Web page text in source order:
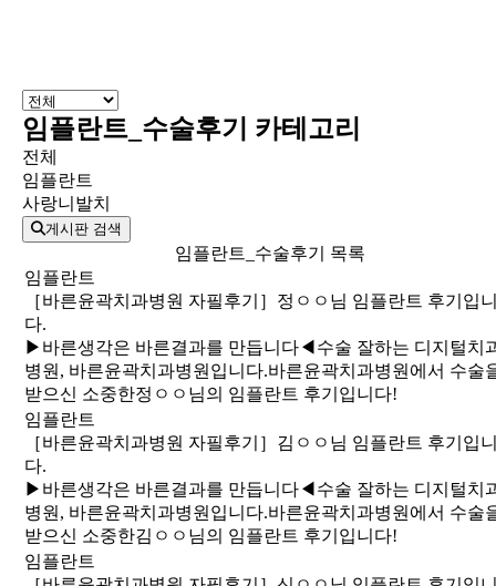
임플란트_수술후기 카테고리
전체
임플란트
사랑니발치
게시판 검색
임플란트_수술후기 목록
임플란트
［바른윤곽치과병원 자필후기］정ㅇㅇ님 임플란트 후기입
다.
​▶바른생각은 바른결과를 만듭니다◀수술 잘하는 디지털치
병원, 바른윤곽치과병원입니다. 바른윤곽치과병원에서 수술
받으신 소중한정ㅇㅇ님의 임플란트 후기입니다!
임플란트
［바른윤곽치과병원 자필후기］김ㅇㅇ님 임플란트 후기입
다.
​▶바른생각은 바른결과를 만듭니다◀수술 잘하는 디지털치
병원, 바른윤곽치과병원입니다. 바른윤곽치과병원에서 수술
받으신 소중한김ㅇㅇ님의 임플란트 후기입니다!
임플란트